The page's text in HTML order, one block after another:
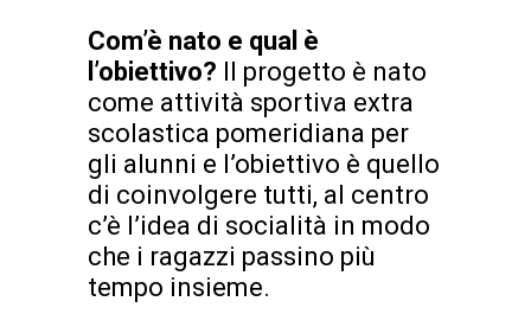
Com’è nato e qual è
l’obiettivo? Il progetto è nato
come attività sportiva extra
scolastica pomeridiana per
gli alunni e l’obiettivo è quello
di coinvolgere tutti, al centro
c’è l’idea di socialità in modo
che i ragazzi passino più
tempo insieme.